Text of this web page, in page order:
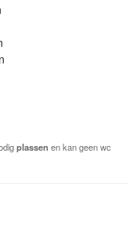
plassen en kan geen wc